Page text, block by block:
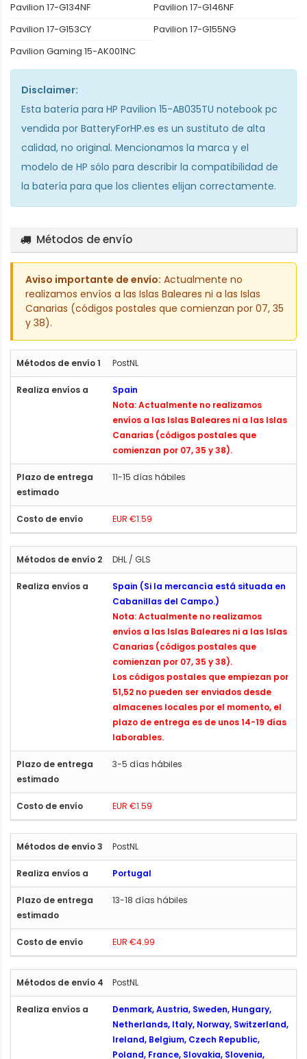
Pavilion 17-G134NF
Pavilion 17-G146NF
Pavilion 17-G153CY
Pavilion 17-G155NG
Pavilion Gaming 15-AK001NC
Disclaimer:
Esta batería para HP Pavilion 15-AB035TU notebook pc
vendida por BatteryForHP.es es un sustituto de alta
calidad, no original. Mencionamos la marca y el
modelo de HP sólo para describir la compatibilidad de
la batería para que los clientes elijan correctamente.
Métodos de envío
Aviso importante de envío: Actualmente no
realizamos envíos a las Islas Baleares ni a las Islas
Canarias (códigos postales que comienzan por 07, 35
y 38).
PostNL
Spain
Nota: Actualmente no realizamos
envíos a las Islas Baleares ni a las Islas
Canarias (códigos postales que
comienzan por 07, 35 y 38).
11-15 días hábiles
EUR €1.59
DHL / GLS
Spain (Si la mercancía está situada en
Cabanillas del Campo.)
Nota: Actualmente no realizamos
envíos a las Islas Baleares ni a las Islas
Canarias (códigos postales que
comienzan por 07, 35 y 38).
Los códigos postales que empiezan por
51,52 no pueden ser enviados desde
almacenes locales por el momento, el
plazo de entrega es de unos 14-19 días
laborables.
3-5 días hábiles
EUR €1.59
PostNL
Portugal
13-18 días hábiles
EUR €4.99
PostNL
Denmark, Austria, Sweden, Hungary,
Netherlands, Italy, Norway, Switzerland,
Ireland, Belgium, Czech Republic,
Poland, France, Slovakia, Slovenia,